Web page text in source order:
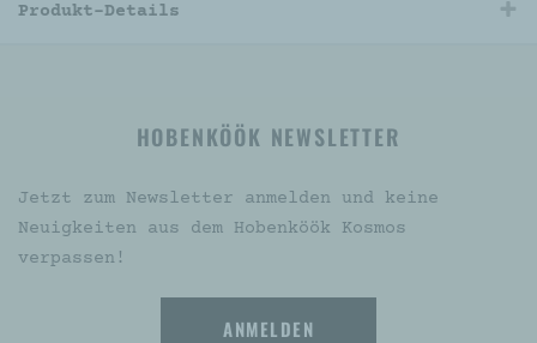
Produkt-Details
HOBENKÖÖK NEWSLETTER
Jetzt zum Newsletter anmelden und keine
Neuigkeiten aus dem Hobenköök Kosmos
verpassen!
ANMELDEN